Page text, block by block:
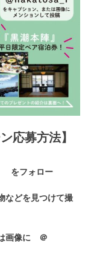
応募方法】
をフォロー
などを見つけて撮
画像に ＠